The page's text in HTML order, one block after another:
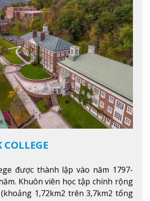
được thành lập vào năm 1797-
Khuôn viên học tập chính rộng
1,72km2 trên 3,7km2 tổng